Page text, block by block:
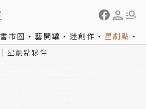
書市圈 藝開罐 迷創作 星劇點
星劇點夥伴